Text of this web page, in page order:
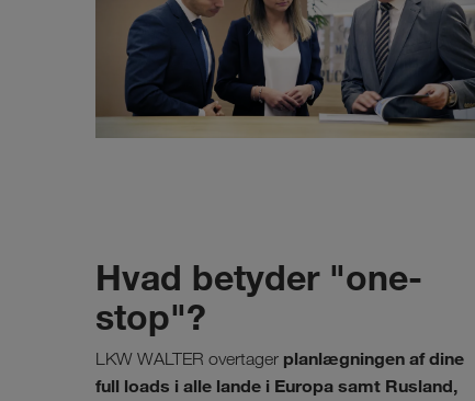
Hvad betyder "one-
stop"?
LKW WALTER overtager planlægningen af dine
full loads i alle lande i Europa samt Rusland,